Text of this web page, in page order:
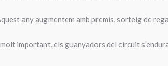
any augmentem amb premis, sorteig de
important, els guanyadors del circuit